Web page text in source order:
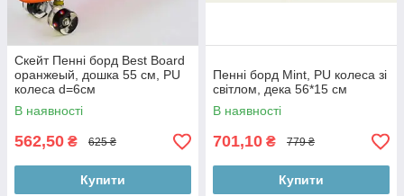
Скейт Пенні борд Best Board
оранжеый, дошка 55 см, PU
колеса d=6см
В наявності
562,50 ₴ 625 ₴
Купити
Пенні борд Mint, PU колеса зі
світлом, дека 56*15 см
В наявності
701,10 ₴ 779 ₴
Купити